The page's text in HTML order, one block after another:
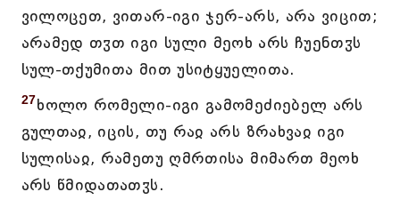
ვილოცეთ, ვითარ-იგი ჯერ-არს, არა ვიცით;
არამედ თჳთ იგი სული მეოხ არს ჩუენთჳს
სულ-თქუმითა მით უსიტყუელითა.
27ხოლო რომელი-იგი გამომეძიებელ არს
გულთაჲ, იცის, თუ რაჲ არს ზრახვაჲ იგი
სულისაჲ, რამეთუ ღმრთისა მიმართ მეოხ
არს წმიდათათჳს.